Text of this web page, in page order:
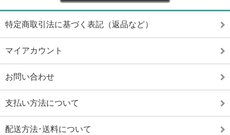
特定商取引法に基づく表記（返品など）
マイアカウント
お問い合わせ
支払い方法について
配送方法･送料について